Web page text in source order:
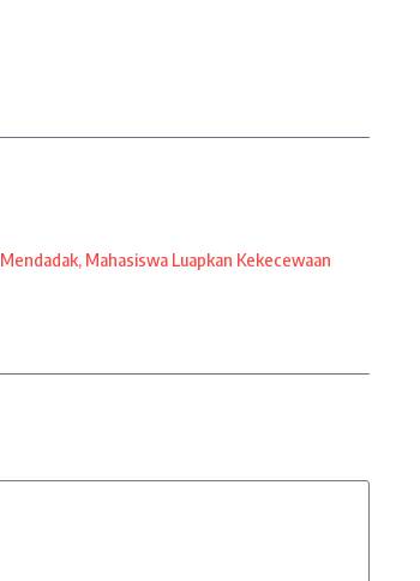
Mahasiswa Luapkan Kekecewaan